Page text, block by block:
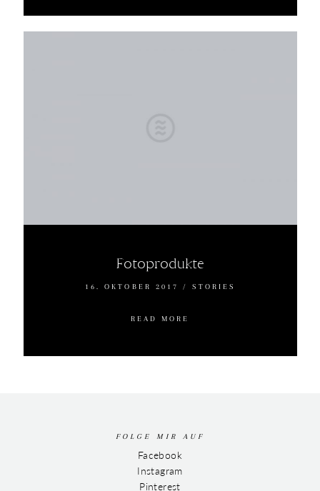
Fotoprodukte
16. OKTOBER 2017/STORIES
READ MORE
FOLGE MIR AUF
Facebook
Instagram
Pinterest